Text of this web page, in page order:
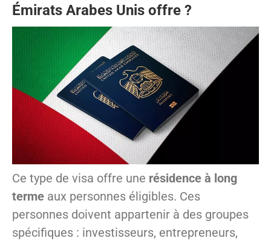
Émirats Arabes Unis offre ?
Ce type de visa offre une résidence à long
terme aux personnes éligibles. Ces
personnes doivent appartenir à des groupes
spécifiques : investisseurs, entrepreneurs,